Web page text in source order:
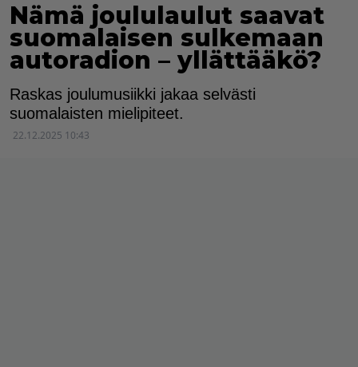
Nämä joululaulut saavat
suomalaisen sulkemaan
autoradion – yllättääkö?
Raskas joulumusiikki jakaa selvästi
suomalaisten mielipiteet.
22.12.2025 10:43